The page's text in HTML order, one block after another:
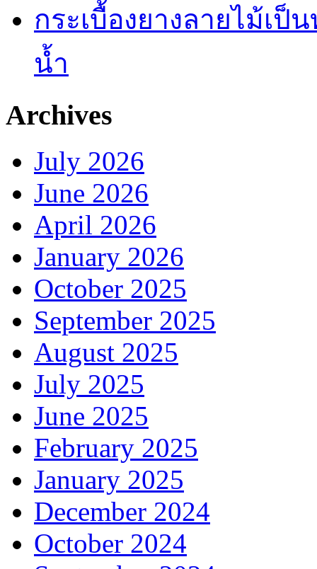
กระเบื้องยางลายไม้เ
น้ำ
Archives
July 2026
June 2026
April 2026
January 2026
October 2025
September 2025
August 2025
July 2025
June 2025
February 2025
January 2025
December 2024
October 2024